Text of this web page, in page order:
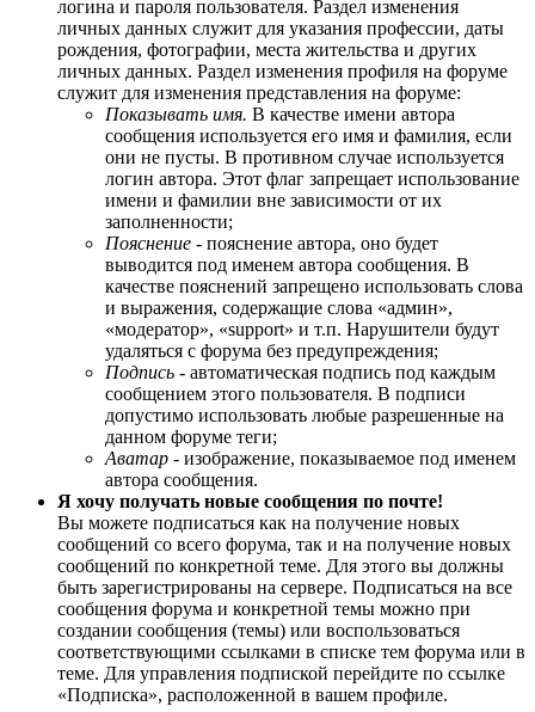
логина и пароля пользователя. Раздел изменения
личных данных служит для указания профессии, даты
рождения, фотографии, места жительства и других
личных данных. Раздел изменения профиля на форуме
служит для изменения представления на форуме:
Показывать имя. В качестве имени автора
сообщения используется его имя и фамилия, если
они не пусты. В противном случае используется
логин автора. Этот флаг запрещает использование
имени и фамилии вне зависимости от их
заполненности;
Пояснение - пояснение автора, оно будет
выводится под именем автора сообщения. В
качестве пояснений запрещено использовать слова
и выражения, содержащие слова «админ»,
«модератор», «support» и т.п. Нарушители будут
удаляться с форума без предупреждения;
Подпись - автоматическая подпись под каждым
сообщением этого пользователя. В подписи
допустимо использовать любые разрешенные на
данном форуме теги;
Аватар - изображение, показываемое под именем
автора сообщения.
Я хочу получать новые сообщения по почте!
Вы можете подписаться как на получение новых
сообщений со всего форума, так и на получение новых
сообщений по конкретной теме. Для этого вы должны
быть зарегистрированы на сервере. Подписаться на все
сообщения форума и конкретной темы можно при
создании сообщения (темы) или воспользоваться
соответствующими ссылками в списке тем форума или в
теме. Для управления подпиской перейдите по ссылке
«Подписка», расположенной в вашем профиле.